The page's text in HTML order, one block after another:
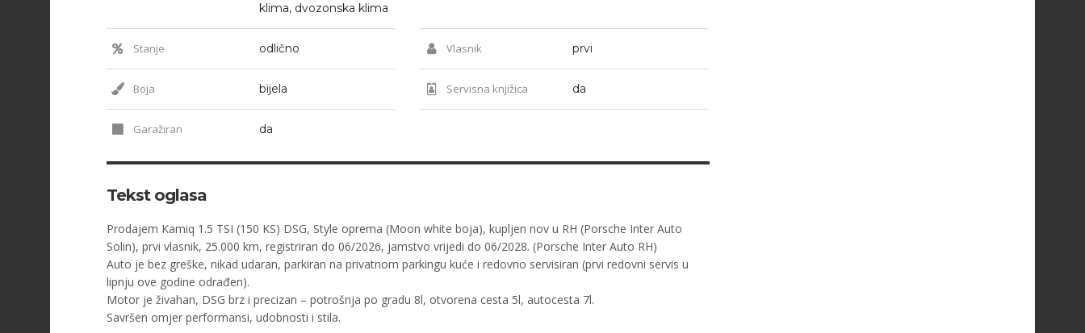
klima, dvozonska klima
Stanje odlično Vlasnik prvi
Boja bijela Servisna knjižica da
Garažiran da
Tekst oglasa
Prodajem Kamiq 1.5 TSI (150 KS) DSG, Style oprema (Moon white boja), kupljen nov u RH (Porsche Inter Auto
Solin), prvi vlasnik, 25.000 km, registriran do 06/2026, jamstvo vrijedi do 06/2028. (Porsche Inter Auto RH)
Auto je bez greške, nikad udaran, parkiran na privatnom parkingu kuće i redovno servisiran (prvi redovni servis u
lipnju ove godine odrađen).
Motor je živahan, DSG brz i precizan – potrošnja po gradu 8l, otvorena cesta 5l, autocesta 7l.
Savršen omjer performansi, udobnosti i stila.